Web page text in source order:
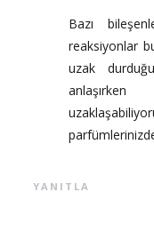
Bazı
reaksiyonlar
uzak
YANITLA